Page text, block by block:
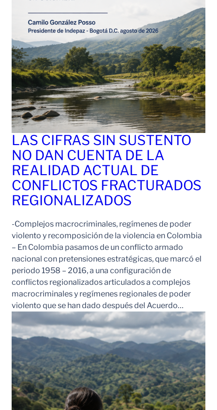
LAS CIFRAS SIN SUSTENTO
NO DAN CUENTA DE LA
REALIDAD ACTUAL DE
CONFLICTOS FRACTURADOS
REGIONALIZADOS
-Complejos macrocriminales, regímenes de poder
violento y recomposición de la violencia en Colombia
– En Colombia pasamos de un conflicto armado
nacional con pretensiones estratégicas, que marcó el
periodo 1958 – 2016, a una configuración de
conflictos regionalizados articulados a complejos
macrocriminales y regímenes regionales de poder
violento que se han dado después del Acuerdo…